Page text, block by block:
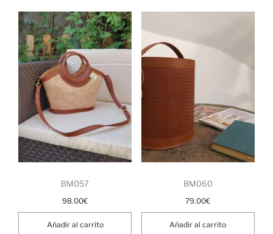
BM057
98.00€
Añadir al carrito
BM060
79.00€
Añadir al carrito